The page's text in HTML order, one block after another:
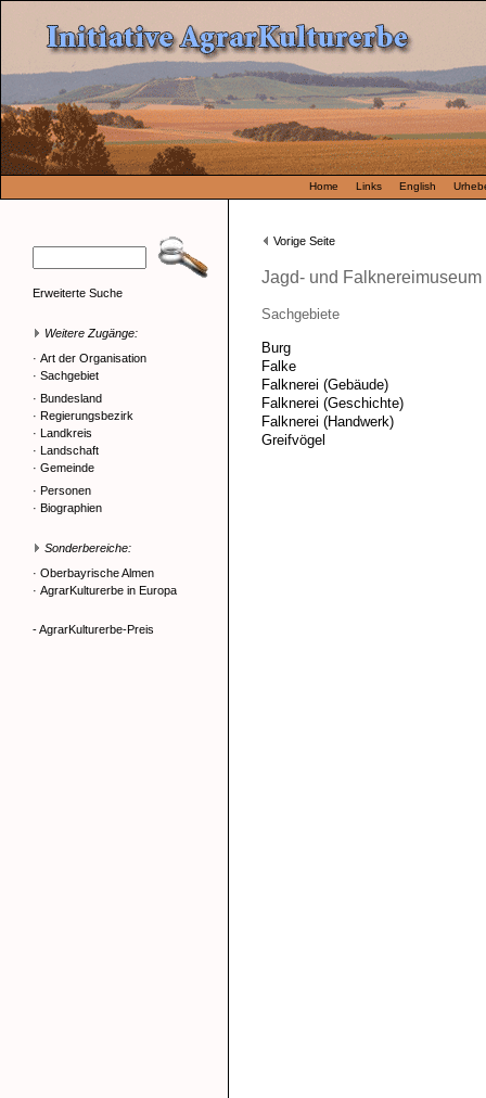
Home Links English
Erweiterte Suche
Weitere Zugänge:
· Art der Organisation
· Sachgebiet
· Bundesland
· Regierungsbezirk
· Landkreis
· Landschaft
· Gemeinde
· Personen
· Biographien
Sonderbereiche:
· Oberbayrische Almen
· AgrarKulturerbe in Europa
- AgrarKulturerbe-Preis
Vorige Seite
Jagd- und
Sachgebiete
Burg
Falke
Falknerei (Gebäude)
Falknerei (Geschichte)
Falknerei (Handwerk)
Greifvögel